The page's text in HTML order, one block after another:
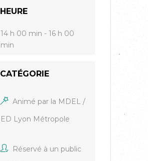
HEURE
14 h 00 min - 16 h 00
min
CATÉGORIE
Animé par la MDEL /
ED Lyon Métropole
Réservé à un public